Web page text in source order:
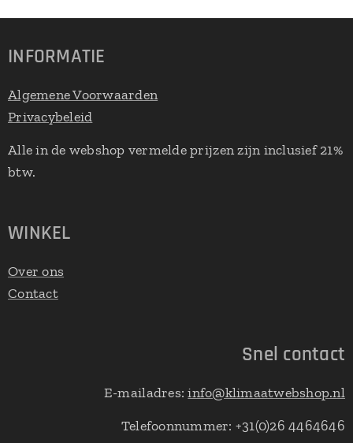
INFORMATIE
Algemene Voorwaarden
Privacybeleid
Alle in de webshop vermelde prijzen zijn inclusief 21%
btw.
WINKEL
Over ons
Contact
Snel contact
E-mailadres:info@klimaatwebshop.nl
Telefoonnummer: +31(0)26 4464646